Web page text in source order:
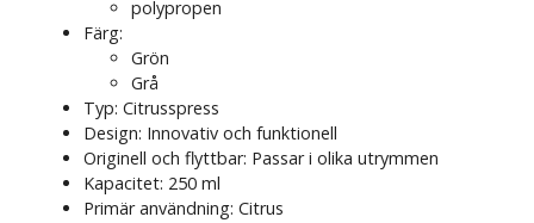
polypropen
Färg:
Grön
Grå
Typ: Citrusspress
Design: Innovativ och funktionell
Originell och flyttbar: Passar i olika utrymmen
Kapacitet: 250 ml
Primär användning: Citrus